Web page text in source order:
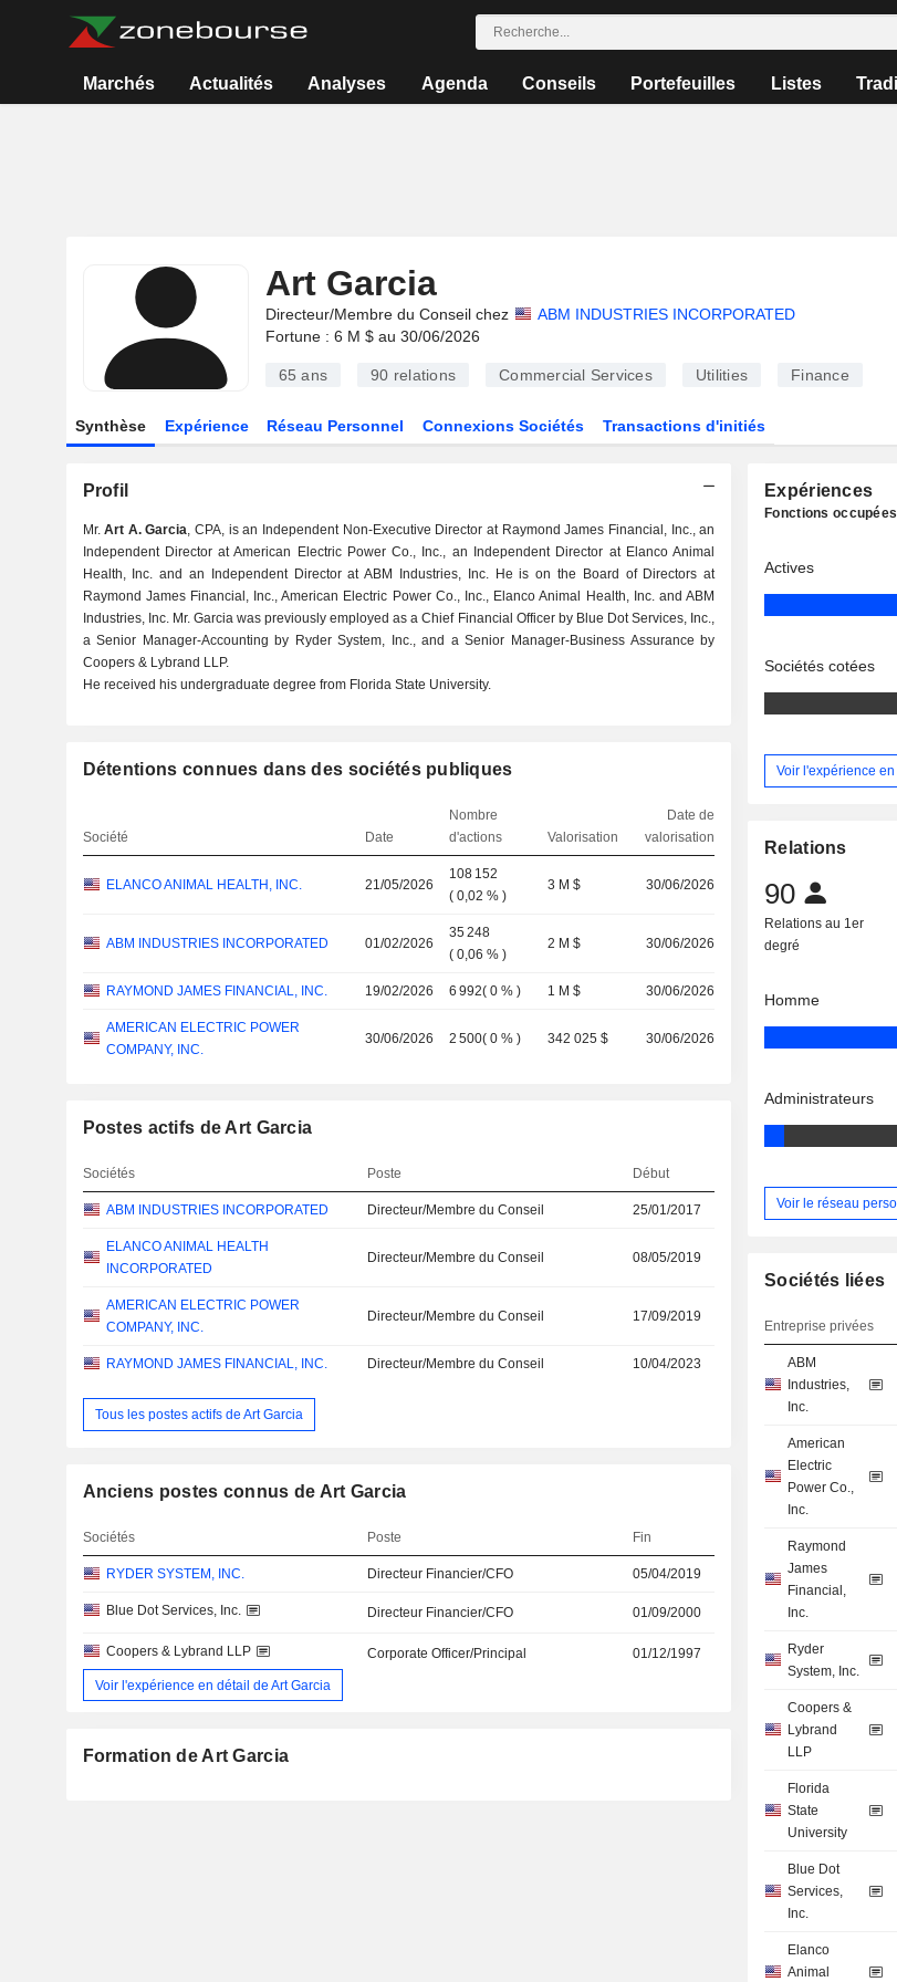
Marchés Actualités Analyses Agenda Conseils Portefeuilles Listes
Art Garcia
Directeur/Membre du Conseil chez
ABM INDUSTRIES INCORPORATED
Fortune : 6 M $ au 30/06/2026
65 ans 90 relations Commercial Services Utilities Finance
Synthèse Expérience Réseau Personnel Connexions Sociétés Transactions d'initiés
Profil
Mr.Art A. Garcia, CPA, is an Independent Non-Executive Director at Raymond James Financial, Inc., an
Independent Director at American Electric Power Co., Inc., an Independent Director at Elanco Animal
Health, Inc. and an Independent Director at ABM Industries, Inc. He is on the Board of Directors at
Raymond James Financial, Inc., American Electric Power Co., Inc., Elanco Animal Health, Inc. and ABM
Industries, Inc. Mr. Garcia was previously employed as a Chief Financial Officer by Blue Dot Services, Inc.,
a Senior Manager-Accounting by Ryder System, Inc., and a Senior Manager-Business Assurance by
Coopers & Lybrand LLP.
He received his undergraduate degree from Florida State University.
Détentions connues dans des sociétés publiques
Société Date
Nombre
d'actions
Valorisation
Date de
valorisation
ELANCO ANIMAL HEALTH, INC. 21/05/2026
108 152
(0,02 % )
3 M $ 30/06/2026
ABM INDUSTRIES INCORPORATED 01/02/2026
35 248
(0,06 % )
2 M $ 30/06/2026
RAYMOND JAMES FINANCIAL, INC. 19/02/2026 6 992(0 % ) 1 M $ 30/06/2026
AMERICAN ELECTRIC POWER
COMPANY, INC.
30/06/2026 2 500(0 % ) 342 025 $ 30/06/2026
Postes actifs de Art Garcia
Sociétés Poste Début
ABM INDUSTRIES INCORPORATED Directeur/Membre du Conseil 25/01/2017
ELANCO ANIMAL HEALTH
INCORPORATED
Directeur/Membre du Conseil 08/05/2019
AMERICAN ELECTRIC POWER
COMPANY, INC.
Directeur/Membre du Conseil 17/09/2019
RAYMOND JAMES FINANCIAL, INC. Directeur/Membre du Conseil 10/04/2023
Tous les postes actifs de Art Garcia
Anciens postes connus de Art Garcia
Sociétés Poste Fin
RYDER SYSTEM, INC. Directeur Financier/CFO 05/04/2019
Blue Dot Services, Inc. Directeur Financier/CFO 01/09/2000
Coopers & Lybrand LLP Corporate Officer/Principal
01/12/1997
Voir l'expérience en détail de Art Garcia
Formation de Art Garcia
Expériences
Fonctions occupées
Actives
Sociétés cotées
Voir l'expérience
Relations
90
Relations au 1er
degré
Homme
Administrateurs
Voir le réseau
Sociétés liées
Entreprise privées
ABM
Industries,
Inc.
American
Electric
Power Co.,
Inc.
Raymond
James
Financial,
Inc.
Ryder
System, Inc.
Coopers &
Lybrand
LLP
Florida
State
University
Blue Dot
Services,
Inc.
Elanco
Animal